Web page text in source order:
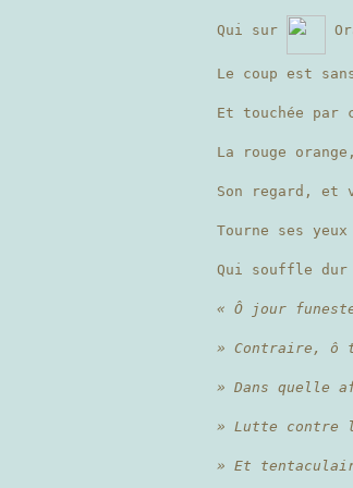
Qui sur
Le coup est
Et touchée
La rouge
Son regard,
Tourne ses
Qui souffle dur
« Ô jour
» Contraire, ô
» Dans quelle
» Lutte contre
» Et